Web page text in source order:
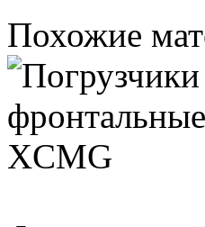
Похожие